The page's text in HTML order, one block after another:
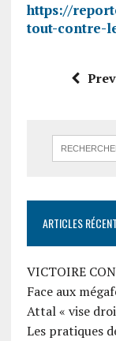
https://
tout-contre-
ARTICLES
VICTOIRE
Face aux
Attal « vise
Les pratiques